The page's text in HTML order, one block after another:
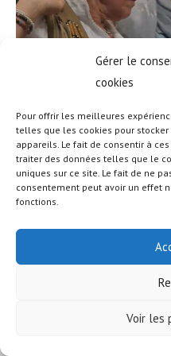
Gérer le
cookies
Pour offrir les meilleures
telles que les cookies pour
appareils. Le fait de consentir à
traiter des données telles que le
uniques sur ce site. Le fait de ne
consentement peut avoir un effet
fonctions.
Voir les
© COPYRIGHT -